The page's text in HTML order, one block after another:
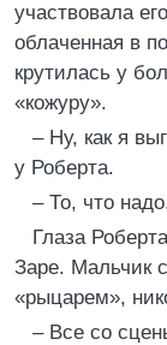
участвовала
облаченная в
крутилась у
«кожуру».
– Ну, как я
у Роберта.
– То, что
Глаза
Заре. Мальчик
«рыцарем»,
– Все со